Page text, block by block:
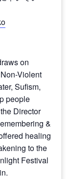
on
Violent
Sufism,
people
Director
&
healing
to the
Festival